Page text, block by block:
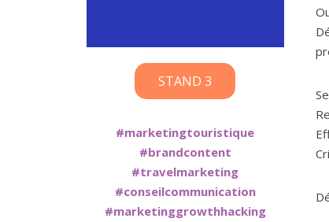
STAND 3
#marketingtouristique
#brandcontent
#travelmarketing
#conseilcommunication
#marketinggrowthhacking